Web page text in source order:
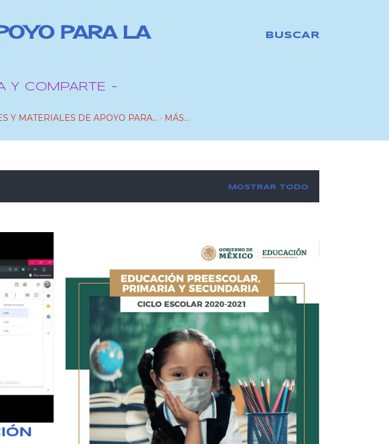
BUSCAR
PARA LA
Y COMPARTE -
Y MATERIALES DE APOYO PARA... MÁS…
MOSTRAR TODO